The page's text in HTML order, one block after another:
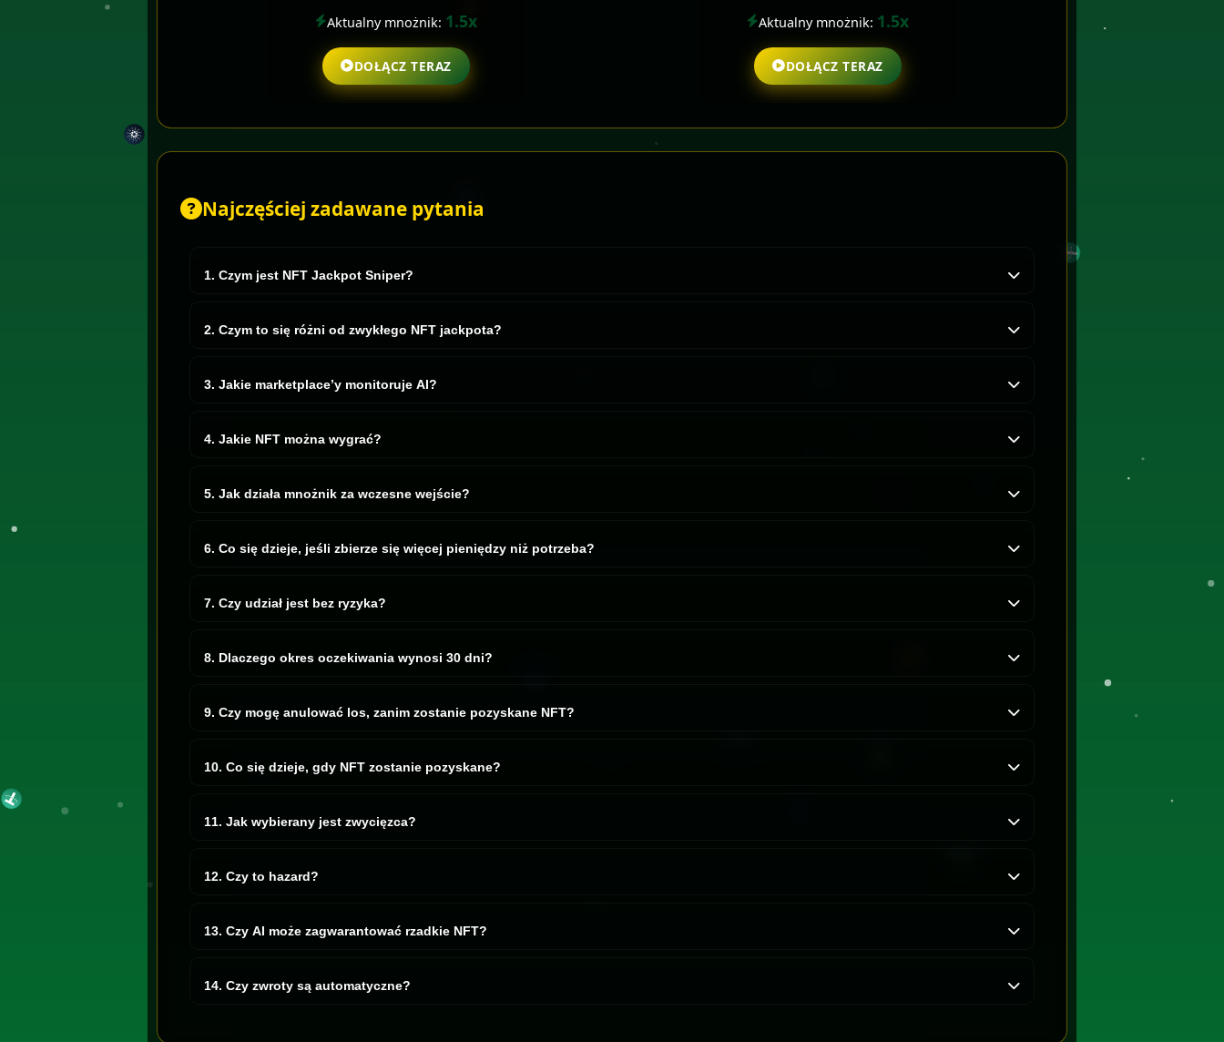
Aktualny mnożnik: 1.5x
DOŁĄCZ TERAZ
Aktualny mnożnik: 1.5x
DOŁĄCZ TERAZ
Najczęściej zadawane pytania
1. Czym jest NFT Jackpot Sniper?
2. Czym to się różni od zwykłego NFT jackpota?
3. Jakie marketplace’y monitoruje AI?
4. Jakie NFT można wygrać?
5. Jak działa mnożnik za wczesne wejście?
• Wejścia w środkowej fazie dostają mnożnik 1.5x
6. Co się dzieje, jeśli zbierze się więcej pieniędzy niż potrzeba?
7. Czy udział jest bez ryzyka?
8. Dlaczego okres oczekiwania wynosi 30 dni?
9. Czy mogę anulować los, zanim zostanie pozyskane NFT?
10. Co się dzieje, gdy NFT zostanie pozyskane?
11. Jak wybierany jest zwycięzca?
12. Czy to hazard?
13. Czy AI może zagwarantować rzadkie NFT?
14. Czy zwroty są automatyczne?